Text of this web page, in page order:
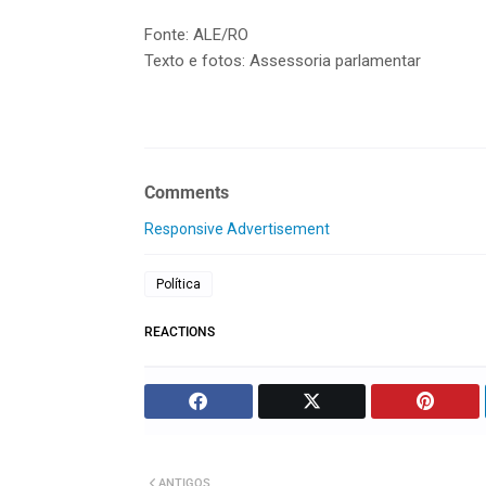
Fonte: ALE/RO
Texto e fotos: Assessoria parlamentar
Comments
Responsive Advertisement
Política
REACTIONS